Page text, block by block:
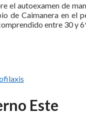
el autoexamen de
de Caimanera en el
entre 30 y
Este